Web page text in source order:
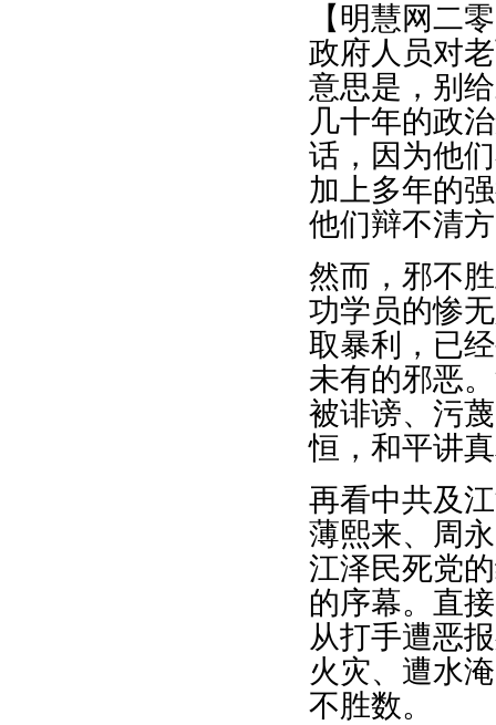
【明慧网二
政府人员对
意思是，别
几十年的政
话，因为他
加上多年的
他们辩不清
然而，邪不
功学员的惨
取暴利，已
未有的邪恶
被诽谤、污
恒，和平讲
再看中共及
薄熙来、周
江泽民死党
的序幕。直
从打手遭恶
火灾、遭水
不胜数。